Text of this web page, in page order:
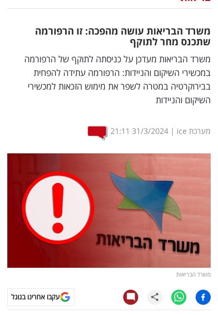
דיגיטל
וטק
שיווק
ופרסום
ומחקרים
דעות
עסקית
קריפטו
עסקי
משרד הבריאות עושה מהפכה: זו הרפורמה
שתכנס מחר לתוקף
משרד הבריאות מעדכן על כניסתה לתוקף של הרפורמה
במכשירי השיקום והניידות: הרפורמה עתידה להפחית
בבירוקרטיה במטרה לשפר את מימוש הזכאות למכשירי
השיקום והניידות
מערכת ice |
31/3/2024
21:11
משרד הבריאות
עקבו אחרינו בגוגל